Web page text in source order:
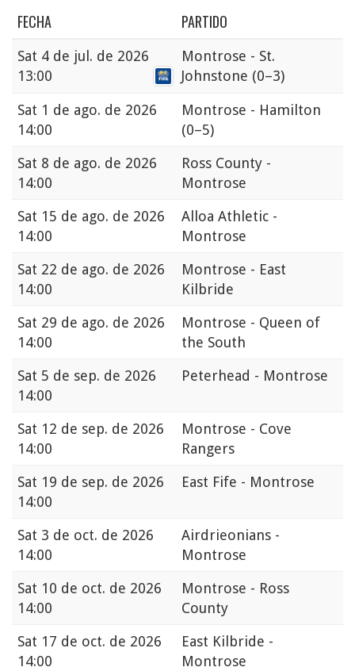
FECHA PARTIDO
Sat 4 de jul. de 2026
13:00
Montrose - St.
Johnstone (0–3)
Sat 1 de ago. de 2026
14:00
Montrose - Hamilton
(0–5)
Sat 8 de ago. de 2026
14:00
Ross County -
Montrose
Sat 15 de ago. de 2026
14:00
Alloa Athletic -
Montrose
Sat 22 de ago. de 2026
14:00
Montrose - East
Kilbride
Sat 29 de ago. de 2026
14:00
Montrose - Queen of
the South
Sat 5 de sep. de 2026
14:00
Peterhead - Montrose
Sat 12 de sep. de 2026
14:00
Montrose - Cove
Rangers
Sat 19 de sep. de 2026
14:00
East Fife - Montrose
Sat 3 de oct. de 2026
14:00
Airdrieonians -
Montrose
Sat 10 de oct. de 2026
14:00
Montrose - Ross
County
Sat 17 de oct. de 2026
14:00
East Kilbride -
Montrose